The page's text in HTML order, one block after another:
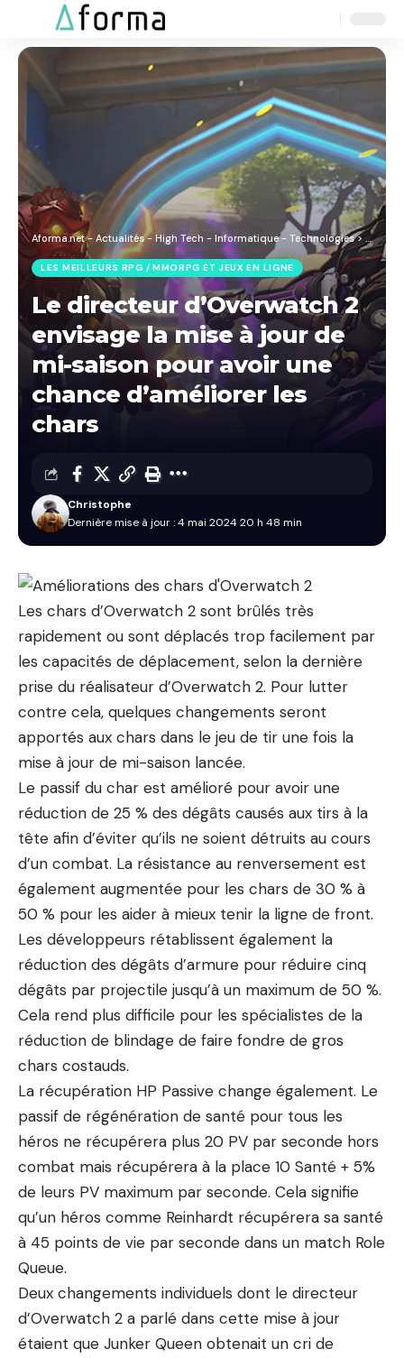
Resizer
Aforma.net - Actualités - High Tech - Informatique - Technologies> Blog
LES MEILLEURS RPG / MMORPG ET JEUX EN LIGNE
Le directeur d’Overwatch 2
envisage la mise à jour de
mi-saison pour avoir une
chance d’améliorer les
chars
Dernière mise à jour : 4 mai 2024 20 h 48 min
Christophe
Les chars d’Overwatch 2 sont brûlés très
rapidement ou sont déplacés trop facilement par
les capacités de déplacement, selon la dernière
prise du réalisateur d’Overwatch 2. Pour lutter
contre cela, quelques changements seront
apportés aux chars dans le jeu de tir une fois la
mise à jour de mi-saison lancée.
Le passif du char est amélioré pour avoir une
réduction de 25 % des dégâts causés aux tirs à la
tête afin d’éviter qu’ils ne soient détruits au cours
d’un combat. La résistance au renversement est
également augmentée pour les chars de 30 % à
50 % pour les aider à mieux tenir la ligne de front.
Les développeurs rétablissent également la
réduction des dégâts d’armure pour réduire cinq
dégâts par projectile jusqu’à un maximum de 50 %.
Cela rend plus difficile pour les spécialistes de la
réduction de blindage de faire fondre de gros
chars costauds.
La récupération HP Passive change également. Le
passif de régénération de santé pour tous les
héros ne récupérera plus 20 PV par seconde hors
combat mais récupérera à la place 10 Santé + 5%
de leurs PV maximum par seconde. Cela signifie
qu’un héros comme Reinhardt récupérera sa santé
à 45 points de vie par seconde dans un match Role
Queue.
Deux changements individuels dont le directeur
d’Overwatch 2 a parlé dans cette mise à jour
étaient que Junker Queen obtenait un cri de